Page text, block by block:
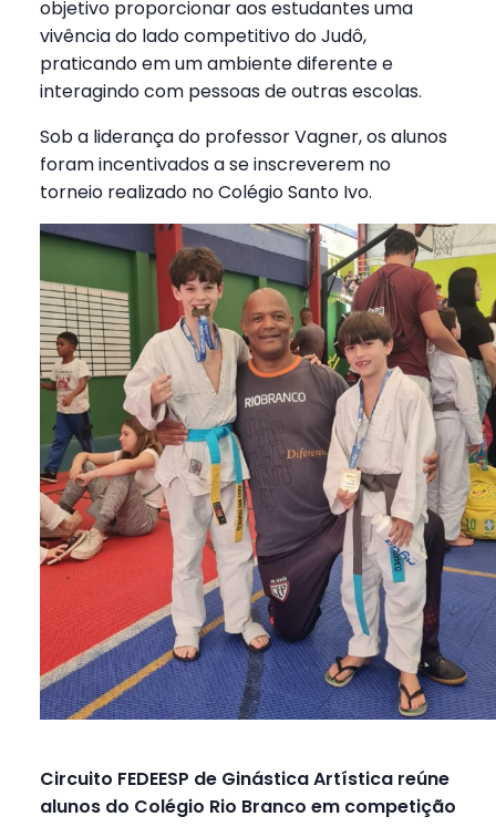
objetivo proporcionar aos estudantes uma
vivência do lado competitivo do Judô,
praticando em um ambiente diferente e
interagindo com pessoas de outras escolas.
Sob a liderança do professor Vagner, os alunos
foram incentivados a se inscreverem no
torneio realizado no Colégio Santo Ivo.
Circuito FEDEESP de Ginástica Artística reúne
alunos do Colégio Rio Branco em competição